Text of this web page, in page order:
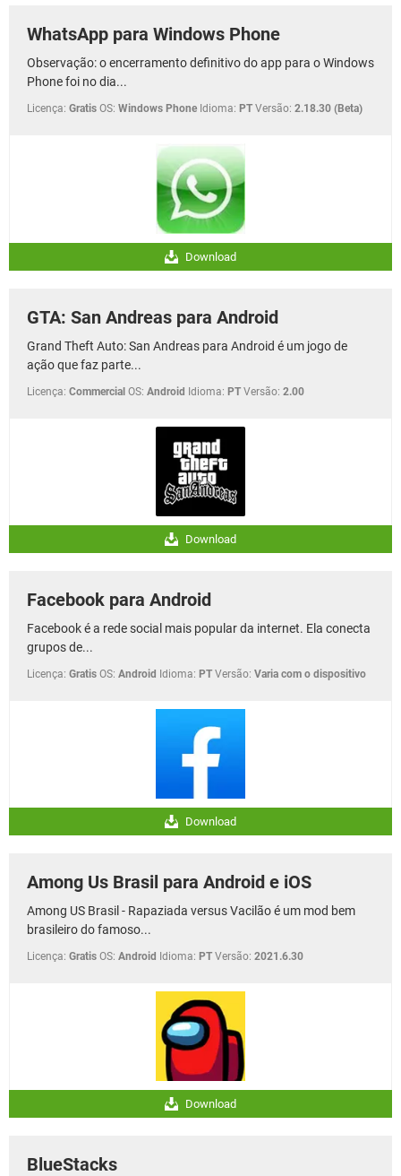
WhatsApp para Windows Phone
Observação: o encerramento definitivo do app para o Windows
Phone foi no dia...
Licença: Gratis OS: Windows Phone Idioma: PT Versão: 2.18.30 (Beta)
Download
GTA: San Andreas para Android
Grand Theft Auto: San Andreas para Android é um jogo de
ação que faz parte...
Licença: Commercial OS: Android Idioma: PT Versão: 2.00
Download
Facebook para Android
Facebook é a rede social mais popular da internet. Ela conecta
grupos de...
Licença: Gratis OS: Android Idioma: PT Versão: Varia com o dispositivo
Download
Among Us Brasil para Android e iOS
Among US Brasil - Rapaziada versus Vacilão é um mod bem
brasileiro do famoso...
Licença: Gratis OS: Android Idioma: PT Versão: 2021.6.30
Download
BlueStacks